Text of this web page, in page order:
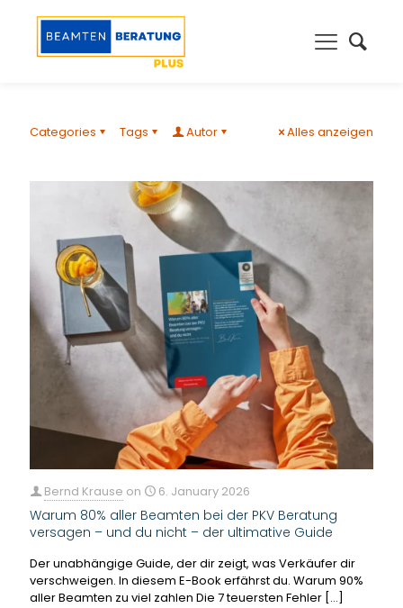
Categories Tags Autor Alles anzeigen
Bernd Krause on 6. January 2026
Warum 80% aller Beamten bei der PKV Beratung
versagen – und du nicht – der ultimative Guide
Der unabhängige Guide, der dir zeigt, was Verkäufer dir
verschweigen. In diesem E-Book erfährst du. Warum 90%
aller Beamten zu viel zahlen Die 7 teuersten Fehler […]